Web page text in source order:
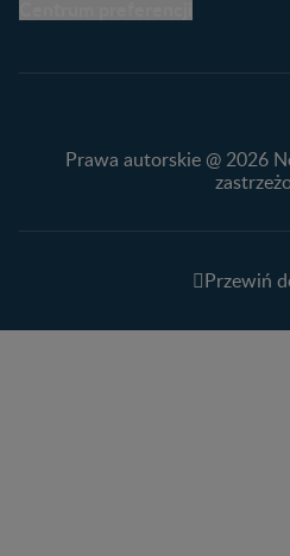
Prawa autorskie @ 2026
Przewiń